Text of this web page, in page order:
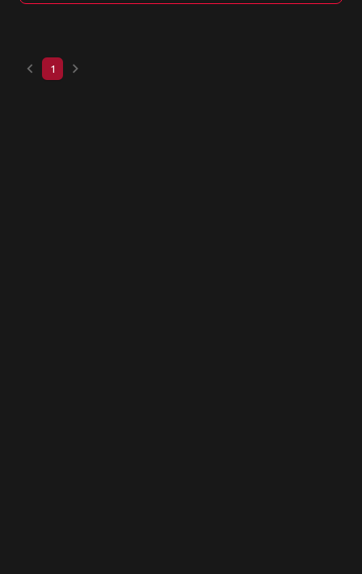
keyboard_arrow_left 1 keyboard_arrow_right